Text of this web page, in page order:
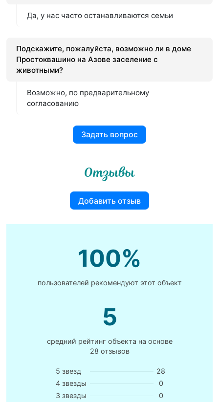
Да, у нас часто останавливаются семьи
Подскажите, пожалуйста, возможно ли в доме
Простоквашино на Азове заселение с
животными?
Возможно, по предварительному
согласованию
Задать вопрос
Отзывы
Добавить отзыв
100%
пользователей рекомендуют этот объект
5
средний рейтинг объекта на основе
28 отзывов
5 звезд
28
4 звезды
0
3 звезды
0